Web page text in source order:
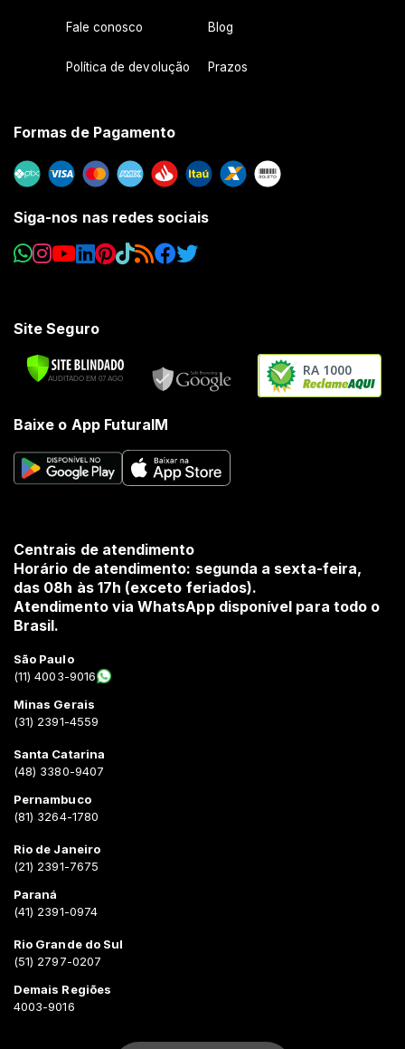
Fale conosco Blog
Política de devolução Prazos
Formas de Pagamento
Siga-nos nas redes sociais
Site Seguro
RA 1000
Baixe o App FuturaIM
Centrais de atendimento
Horário de atendimento: segunda a sexta-feira,
das 08h às 17h (exceto feriados).
Atendimento via WhatsApp disponível para todo o
Brasil.
São Paulo
(11) 4003-9016
Minas Gerais
(31) 2391-4559
Santa Catarina
(48) 3380-9407
Pernambuco
(81) 3264-1780
Rio de Janeiro
(21) 2391-7675
Paraná
(41) 2391-0974
Rio Grande do Sul
(51) 2797-0207
Demais Regiões
4003-9016